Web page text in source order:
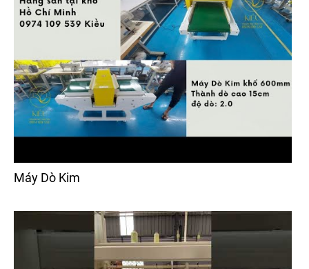
Máy Dò Kim